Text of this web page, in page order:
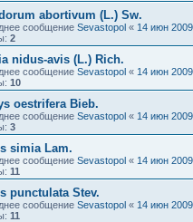
abortivum (L.) Sw.
сообщение Sevastopol « 14 июн
2
nidus-avis (L.) Rich.
сообщение Sevastopol « 14 июн
10
oestrifera Bieb.
сообщение Sevastopol « 14 июн
3
simia Lam.
сообщение Sevastopol « 14 июн
11
punctulata Stev.
сообщение Sevastopol « 14 июн
11